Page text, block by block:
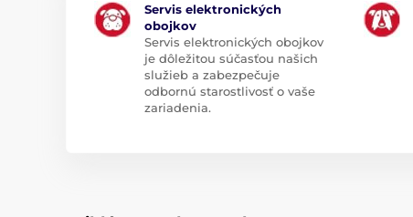
Servis elektronických
obojkov
Servis elektronických obojkov
je dôležitou súčasťou našich
služieb a zabezpečuje
odbornú starostlivosť o vaše
zariadenia.